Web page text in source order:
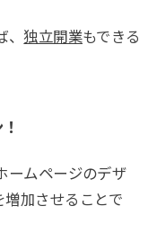
独立開業もできる
ームページのデザ
加させることで